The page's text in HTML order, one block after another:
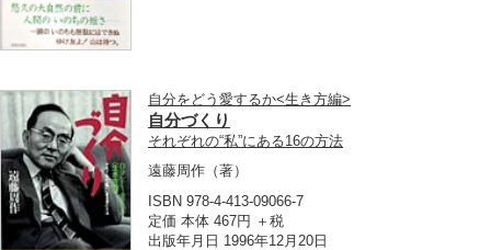
自分をどう愛するか<生き方編>
自分づくり
それぞれの“私”にある16の方法
遠藤周作 （著）
ISBN 978-4-413-09066-7
定価 本体 467円 ＋税
出版年月日 1996年12月20日